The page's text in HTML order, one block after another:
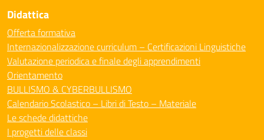
Didattica
Offerta formativa
Internazionalizzazione curriculum – Certificazioni Linguistiche
Valutazione periodica e finale degli apprendimenti
Orientamento
BULLISMO & CYBERBULLISMO
Calendario Scolastico – Libri di Testo – Materiale
Le schede didattiche
I progetti delle classi